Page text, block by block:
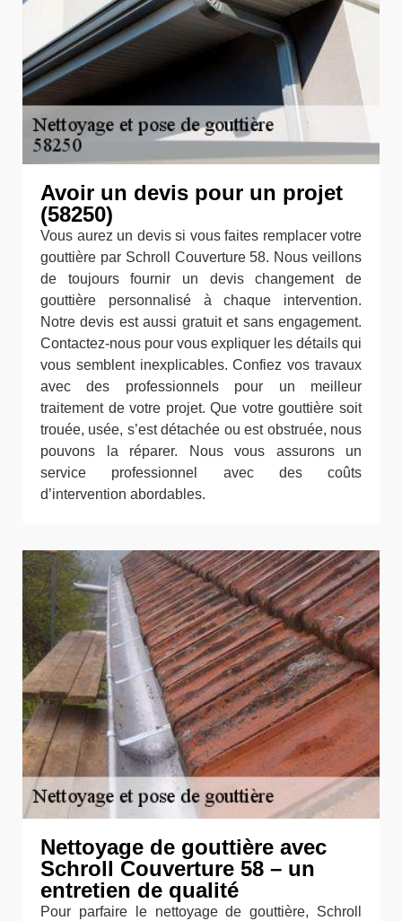
Avoir un devis pour un projet
(58250)
Vous aurez un devis si vous faites remplacer votre
gouttière par Schroll Couverture 58. Nous veillons
de toujours fournir un devis changement de
gouttière personnalisé à chaque intervention.
Notre devis est aussi gratuit et sans engagement.
Contactez-nous pour vous expliquer les détails qui
vous semblent inexplicables. Confiez vos travaux
avec des professionnels pour un meilleur
traitement de votre projet. Que votre gouttière soit
trouée, usée, s’est détachée ou est obstruée, nous
pouvons la réparer. Nous vous assurons un
service professionnel avec des coûts
d’intervention abordables.
Nettoyage de gouttière avec
Schroll Couverture 58 – un
entretien de qualité
Pour parfaire le nettoyage de gouttière, Schroll